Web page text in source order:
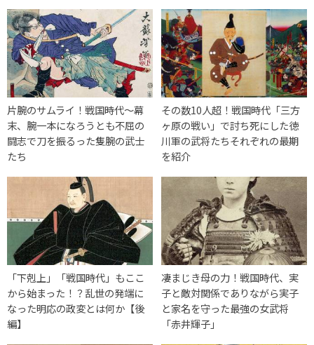
片腕のサムライ！戦国時代〜幕
末、腕一本になろうとも不屈の
闘志で刀を振るった隻腕の武士
たち
その数10人超！戦国時代「三方
ヶ原の戦い」で討ち死にした徳
川軍の武将たちそれぞれの最期
を紹介
「下剋上」「戦国時代」もここ
から始まった！？乱世の発端に
なった明応の政変とは何か【後
編】
凄まじき母の力！戦国時代、実
子と敵対関係でありながら実子
と家名を守った最強の女武将
「赤井輝子」